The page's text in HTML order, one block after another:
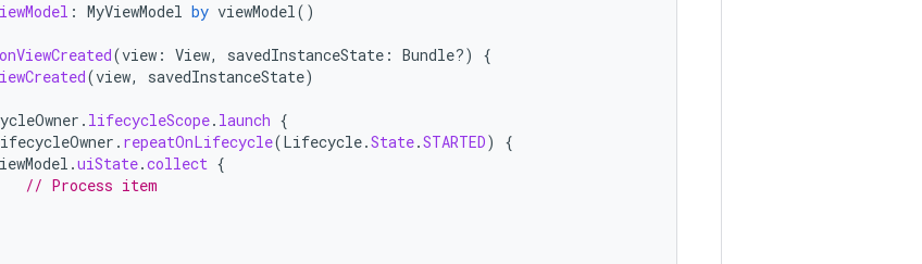
: MyViewModel by viewModel()
onViewCreated(view : View, savedInstanceState : Bundle?)
{
(view, savedInstanceState)
. lifecycleScope. launch {
. repeatOnLifecycle(Lifecycle.State.STARTED)
{
.uiState.collect {
// Process item